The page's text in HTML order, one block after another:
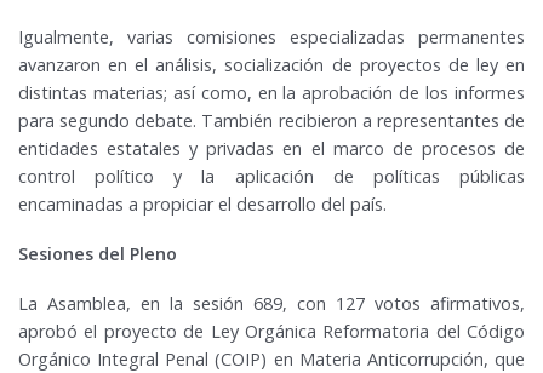
Igualmente, varias comisiones especializadas permanentes
avanzaron en el análisis, socialización de proyectos de ley en
distintas materias; así como, en la aprobación de los informes
para segundo debate. También recibieron a representantes de
entidades estatales y privadas en el marco de procesos de
control político y la aplicación de políticas públicas
encaminadas a propiciar el desarrollo del país.
Sesiones del Pleno
La Asamblea, en la sesión 689, con 127 votos afirmativos,
aprobó el proyecto de Ley Orgánica Reformatoria del Código
Orgánico Integral Penal (COIP) en Materia Anticorrupción, que